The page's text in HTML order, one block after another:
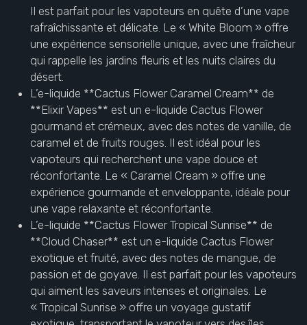
Il est parfait pour les vapoteurs en quête d’une vape
rafraîchissante et délicate. Le « White Bloom » offre
une expérience sensorielle unique, avec une fraîcheur
qui rappelle les jardins fleuris et les nuits claires du
désert.
L’e-liquide **Cactus Flower Caramel Cream** de
**Elixir Vapes** est un e-liquide Cactus Flower
gourmand et crémeux, avec des notes de vanille, de
caramel et de fruits rouges. Il est idéal pour les
vapoteurs qui recherchent une vape douce et
réconfortante. Le « Caramel Cream » offre une
expérience gourmande et enveloppante, idéale pour
une vape relaxante et réconfortante.
L’e-liquide **Cactus Flower Tropical Sunrise** de
**Cloud Chaser** est un e-liquide Cactus Flower
exotique et fruité, avec des notes de mangue, de
passion et de goyave. Il est parfait pour les vapoteurs
qui aiment les saveurs intenses et originales. Le
« Tropical Sunrise » offre un voyage gustatif